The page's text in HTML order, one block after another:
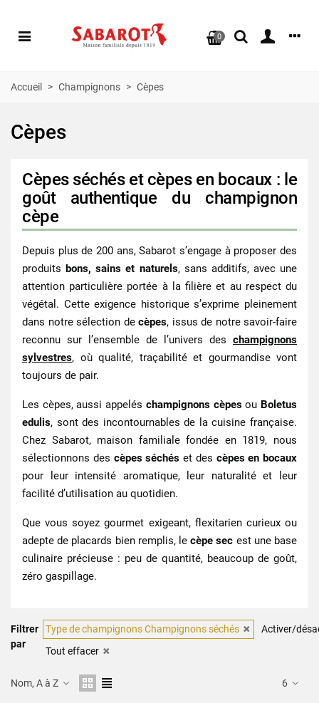
0
Accueil > Champignons > Cèpes
Cèpes
Cèpes séchés et cèpes en bocaux : le
goût authentique du champignon
cèpe
Depuis plus de 200 ans, Sabarot s’engage à proposer des
produitsbons, sains et naturels, sans additifs, avec une
attention particulière portée à la filière et au respect du
végétal. Cette exigence historique s’exprime pleinement
dans notre sélection de cèpes, issus de notre savoir‑faire
reconnu sur l’ensemble de l’univers des champignons
sylvestres, où qualité, traçabilité et gourmandise vont
toujours de pair.
Les cèpes, aussi appelés champignons cèpesou Boletus
edulis, sont des incontournables de la cuisine française.
Chez Sabarot, maison familiale fondée en 1819, nous
sélectionnons des cèpes séchés et des cèpes en bocaux
pour leur intensité aromatique, leur naturalité et leur
facilité d’utilisation au quotidien.
Que vous soyez gourmet exigeant, flexitarien curieux ou
adepte de placards bien remplis, lecèpe sec est une base
culinaire précieuse : peu de quantité, beaucoup de goût,
zéro gaspillage.
Filtrer
par
Type de champignons Champignons séchés
Tout effacer
Activer/
Nom, A à Z 6